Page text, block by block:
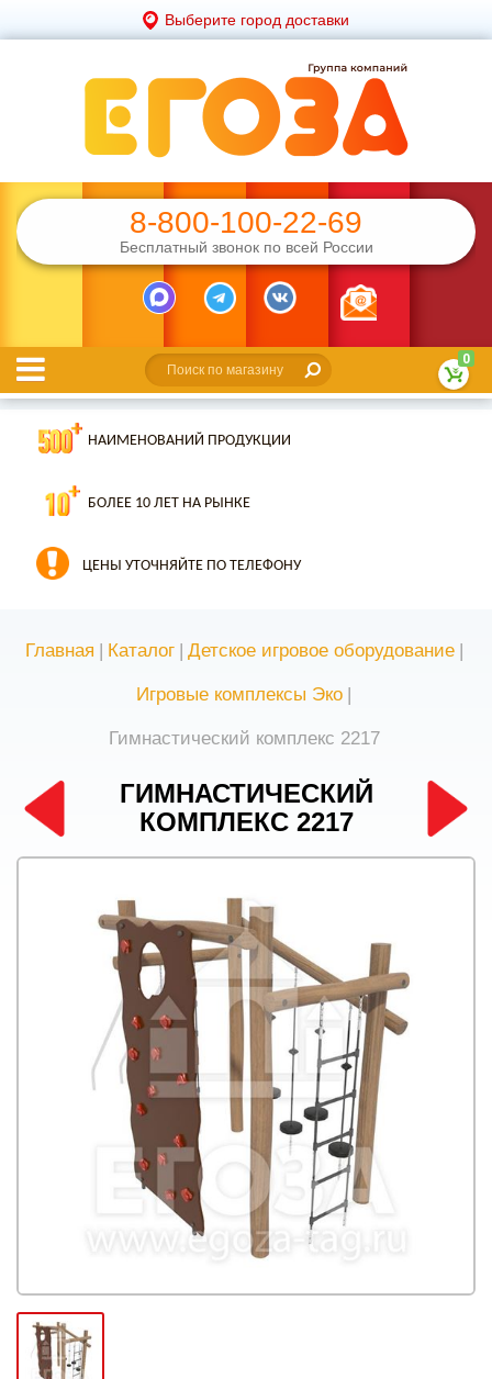
Выберите город доставки
8-800-100-22-69
Бесплатный звонок по всей России
0
НАИМЕНОВАНИЙ ПРОДУКЦИИ
БОЛЕЕ 10 ЛЕТ НА РЫНКЕ
ЦЕНЫ УТОЧНЯЙТЕ ПО ТЕЛЕФОНУ
Главная | Каталог | Детское игровое оборудование |
Игровые комплексы Эко |
Гимнастический комплекс 2217
ГИМНАСТИЧЕСКИЙ
КОМПЛЕКС 2217